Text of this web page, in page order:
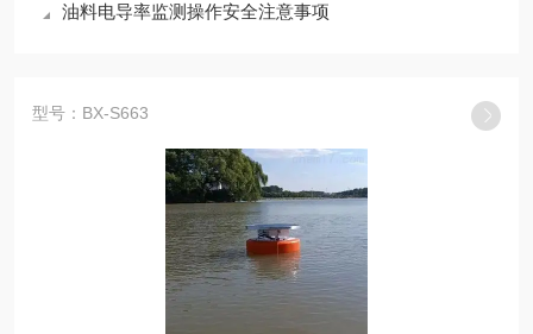
油料电导率监测操作安全注意事项
型号：BX-S663